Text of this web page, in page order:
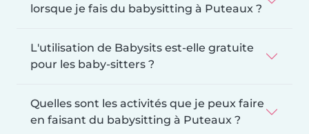
lorsque je fais du babysitting à Puteaux ?
L'utilisation de Babysits est-elle gratuite
pour les baby-sitters ?
Quelles sont les activités que je peux faire
en faisant du babysitting à Puteaux ?